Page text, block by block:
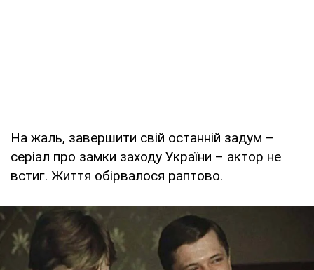
На жаль, завершити свій останній задум –
серіал про замки заходу України – актор не
встиг. Життя обірвалося раптово.